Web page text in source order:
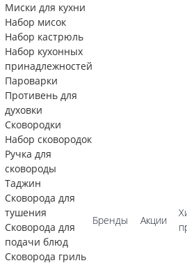
Миски для кухни
Набор мисок
Набор кастрюль
Набор кухонных
принадлежностей
Пароварки
Противень для
духовки
Сковородки
Набор сковородок
Ручка для
сковороды
Таджин
Сковорода для
тушения
Сковорода для
подачи блюд
Сковорода гриль
Бренды Акции